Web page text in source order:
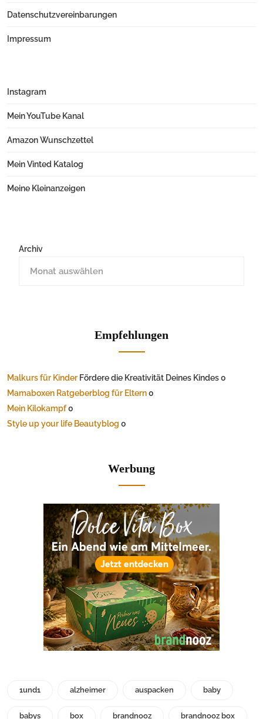
Datenschutzvereinbarungen
Impressum
Instagram
Mein YouTube Kanal
Amazon Wunschzettel
Mein Vinted Katalog
Meine Kleinanzeigen
Archiv
Empfehlungen
Malkurs für Kinder Fördere die Kreativität Deines Kindes 0
Mamaboxen Ratgeberblog für Eltern0
Mein Kilokampf0
Style up your life Beautyblog 0
Werbung
1und1 alzheimer auspacken baby
babys box brandnooz brandnooz box